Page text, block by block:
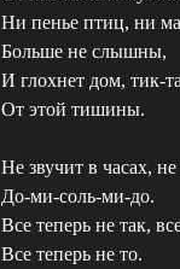
Ни пенье птиц, ни
Больше не слышны,
И глохнет дом, тик-
От этой тишины.
Не звучит в часах,
До-ми-соль-ми-до.
Все теперь не так,
Все теперь не то.